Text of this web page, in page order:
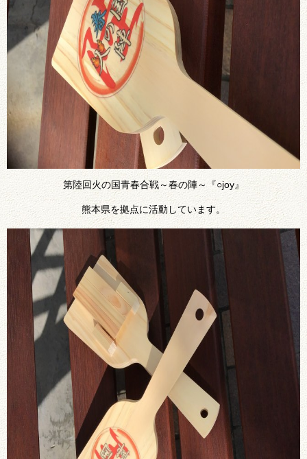
第陸回火の国青春合戦～春の陣～『○joy』
熊本県を拠点に活動しています。